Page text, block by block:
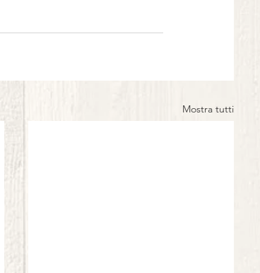
Mostra tutti